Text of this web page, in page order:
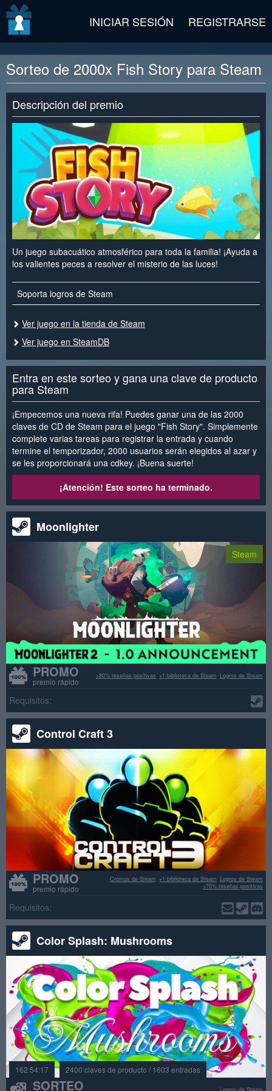
INICIAR SESIÓN REGISTRARSE
Sorteo de 2000x Fish Story para Steam
Descripción del premio
Un juego subacuático atmosférico para toda la familia! ¡Ayuda a
los valientes peces a resolver el misterio de las luces!
Soporta logros de Steam
Ver juego en la tienda de Steam
Ver juego en SteamDB
Entra en este sorteo y gana una clave de producto
para Steam
¡Empecemos una nueva rifa! Puedes ganar una de las 2000
claves de CD de Steam para el juego "Fish Story". Simplemente
complete varias tareas para registrar la entrada y cuando
termine el temporizador, 2000 usuarios serán elegidos al azar y
se les proporcionará una cdkey. ¡Buena suerte!
¡Atención! Este sorteo ha terminado.
Moonlighter
Steam
PROMO
premio rápido
Logros de Steam
+1 biblioteca de Steam
>80% reseñas positivas
Requisitos:
Control Craft 3
PROMO
premio rápido
Logros de Steam
+1 biblioteca de Steam
Cromos de Steam
>70% reseñas positivas
Requisitos:
Color Splash: Mushrooms
162:54:17 2400 claves de producto / 1603 entradas
SORTEO Logros de Steam